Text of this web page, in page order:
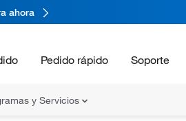
ahora
Pedido rápido Soporte
y Servicios